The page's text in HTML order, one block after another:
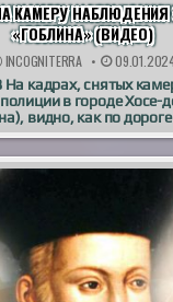
КАМЕРУ НАБЛЮДЕНИЯ
«ГОБЛИНА» (ВИДЕО)
INCOGNITERRA
кадрах, снятых
в городе Хосе-
видно, как по